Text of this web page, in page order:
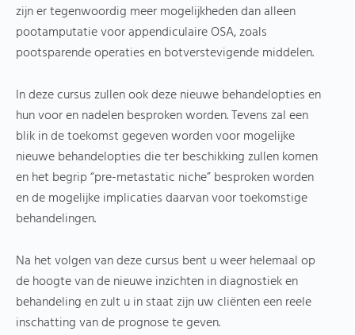
zijn er tegenwoordig meer mogelijkheden dan alleen
pootamputatie voor appendiculaire OSA, zoals
pootsparende operaties en botverstevigende middelen.
In deze cursus zullen ook deze nieuwe behandelopties en
hun voor en nadelen besproken worden. Tevens zal een
blik in de toekomst gegeven worden voor mogelijke
nieuwe behandelopties die ter beschikking zullen komen
en het begrip “pre-metastatic niche” besproken worden
en de mogelijke implicaties daarvan voor toekomstige
behandelingen.
Na het volgen van deze cursus bent u weer helemaal op
de hoogte van de nieuwe inzichten in diagnostiek en
behandeling en zult u in staat zijn uw cliënten een reele
inschatting van de prognose te geven.